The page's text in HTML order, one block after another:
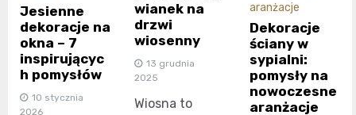
Jesienne
dekoracje na
okna – 7
inspirującyc
h pomysłów
10 stycznia
2026
wianek na
drzwi
wiosenny
13 grudnia
2025
Wiosna to
aranżacje
Dekoracje
ściany w
sypialni:
pomysły na
nowoczesne
aranżacje